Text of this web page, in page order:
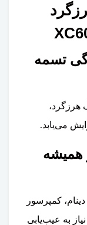
تسمه
هرزگرد،
می‌یابد.
همیشه
کمپرسور
به عیب‌یابی